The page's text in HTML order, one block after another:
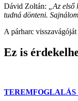
Dávid Zoltán:
„Az
tudná dönteni.
A párharc
Ez is